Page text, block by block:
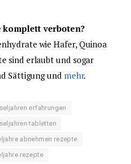
komplett verboten?
wie Hafer, Quinoa
sind erlaubt und sogar
Sättigung und mehr.
erfahrungen
tabletten
abnehmen rezepte
rezepte